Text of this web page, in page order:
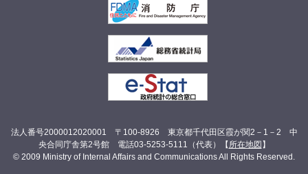
法人番号2000012020001 〒100-8926 東京都千代田区霞が関2－1－2 中
央合同庁舎第2号館 電話03-5253-5111（代表）【 所在地図 】
© 2009 Ministry of Internal Affairs and Communications All Rights Reserved.